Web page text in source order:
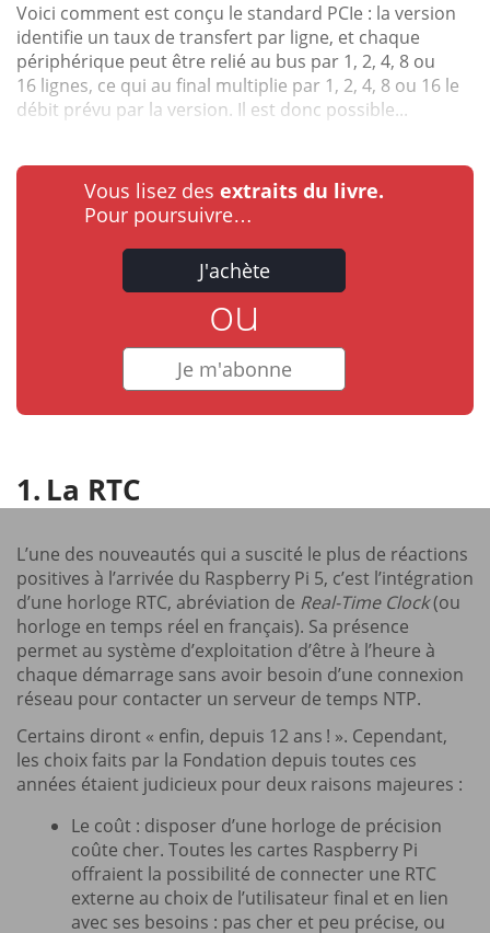
Voici comment est conçu le standard PCIe : la version
identifie un taux de transfert par ligne, et chaque
périphérique peut être relié au bus par 1, 2, 4, 8 ou
16 lignes, ce qui au final multiplie par 1, 2, 4, 8 ou 16 le
débit prévu par la version. Il est donc possible...
Vous lisez des extraits du livre.
Pour poursuivre…
J'achète
ou
Je m'abonne
La RTC
L’une des nouveautés qui a suscité le plus de réactions
positives à l’arrivée du Raspberry Pi 5, c’est l’intégration
d’une horloge RTC, abréviation de Real-Time Clock(ou
horloge en temps réel en français). Sa présence
permet au système d’exploitation d’être à l’heure à
chaque démarrage sans avoir besoin d’une connexion
réseau pour contacter un serveur de temps NTP.
Certains diront « enfin, depuis 12 ans ! ». Cependant,
les choix faits par la Fondation depuis toutes ces
années étaient judicieux pour deux raisons majeures :
Le coût : disposer d’une horloge de précision
coûte cher. Toutes les cartes Raspberry Pi
offraient la possibilité de connecter une RTC
externe au choix de l’utilisateur final et en lien
avec ses besoins : pas cher et peu précise, ou